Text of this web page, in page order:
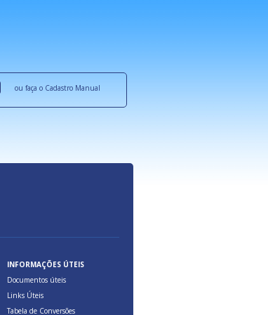
ou faça o Cadastro Manual
INFORMAÇÕES ÚTEIS
Documentos úteis
Links Úteis
Tabela de Conversões